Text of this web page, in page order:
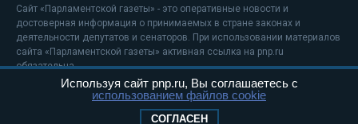
Сайт «Парламентской газеты» - это оперативные новости и
достоверная информация о принимаемых в стране законах и
деятельности депутатов и сенаторов. При использовании материалов
сайта «Парламентской газеты» активная ссылка на pnp.ru
обязательна.
На информационном ресурсе применяютсярекомендательные
Положение о защите персональных данных
Используя сайт pnp.ru, Вы соглашаетесь с
использованием файлов cookie
СОГЛАСЕН